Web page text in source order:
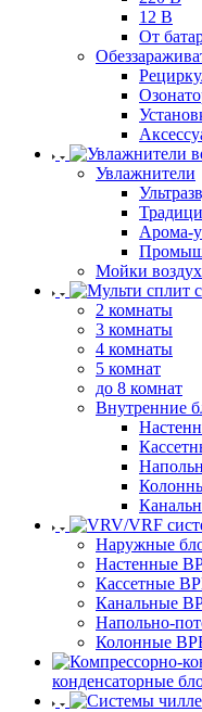
12 В
От
Увлажнители
Арома-
Мойки
2 комнаты
3 комнаты
4 комнаты
5 комнат
до 8 комнат
Внутренние
Наружные
Настенные
Кассетные
Канальные
Напольно-
Колонные
конденсаторные